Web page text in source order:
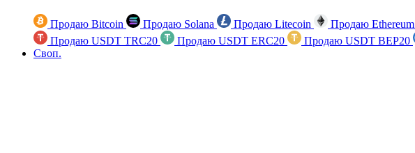
Продаю Bitcoin Продаю Solana Продаю Litecoin Продаю Ethereum
Продаю USDT TRC20
Продаю USDT ERC20 Продаю USDT BEP20
Своп.